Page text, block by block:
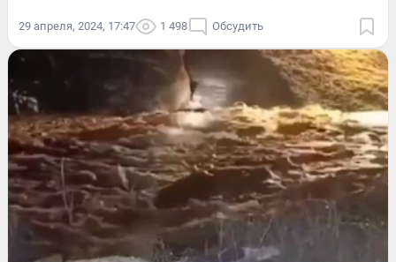
29 апреля, 2024, 17:47 1 498 Обсудить